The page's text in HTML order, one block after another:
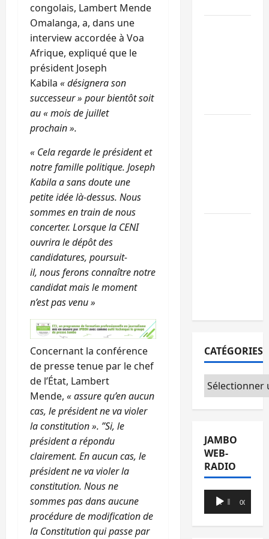
congolais, Lambert Mende
Omalanga, a, dans une
interview accordée à Voa
Afrique, expliqué que le
président Joseph
Kabila « désignera son
successeur » pour bientôt soit
au « mois de juillet
prochain ».
« Cela regarde le président et
notre famille politique. Joseph
Kabila a sans doute une
petite idée là-dessus. Nous
sommes en train de nous
concerter. Lorsque la CENI
ouvrira le dépôt des
candidatures, poursuit-
il, nous ferons connaître notre
candidat mais le moment
n’est pas venu »
Concernant la conférence
de presse tenue par le chef
de l’État, Lambert
Mende, « assure qu’en aucun
cas, le président ne va violer
la constitution ». ”Si, le
président a répondu
clairement. En aucun cas, le
président ne va violer la
constitution. Nous ne
sommes pas dans aucune
procédure de modification de
la Constitution qui passe par
CATÉGORIES
Catégories
JAMBO
WEB-
RADIO
Lecteur
audio
00:00 00:00